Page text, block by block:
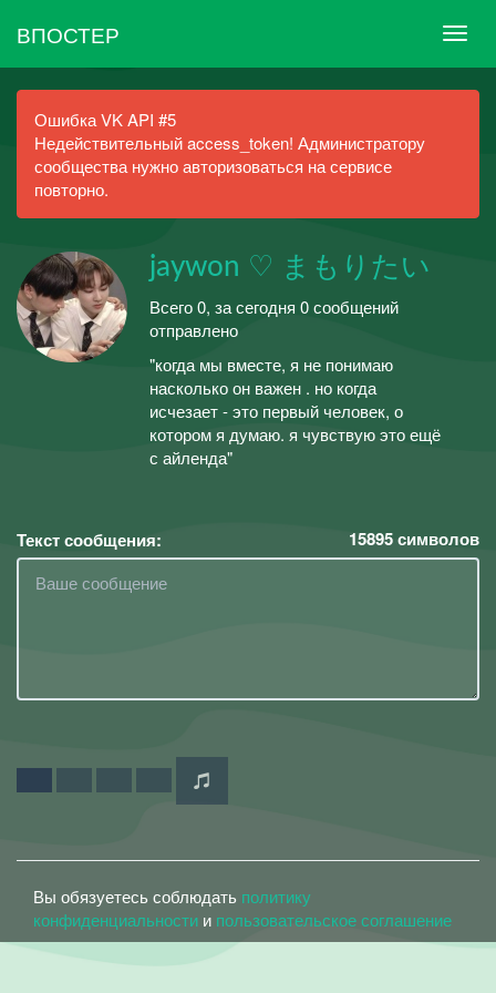
ВПОСТЕР
Ошибка VK API #5
Недействительный access_token! Администратору
сообщества нужно авторизоваться на сервисе
повторно.
jaywon ♡ まもりたい
Всего 0, за сегодня 0 сообщений
отправлено
"когда мы вместе, я не понимаю
насколько он важен . но когда
исчезает - это первый человек, о
котором я думаю. я чувствую это ещё
с айленда"
Текст сообщения: 15895символов
Вы обязуетесь соблюдать политику
конфиденциальности и пользовательское соглашение